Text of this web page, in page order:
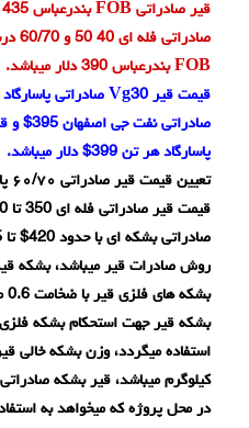
FOB بندرعباس 390 دلار میباشد.
پاسارگاد هر تن 399$ دلار میباشد.
روش صادرات قیر میباشد، بشکه
کیلوگرم میباشد، قیر بشکه
در محل پروژه که میخواهد به